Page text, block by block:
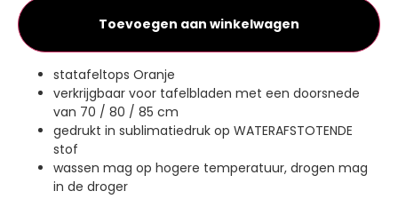
Toevoegen aan winkelwagen
statafeltops Oranje
verkrijgbaar voor tafelbladen met een doorsnede
van 70 / 80 / 85 cm
gedrukt in sublimatiedruk op WATERAFSTOTENDE
stof
wassen mag op hogere temperatuur, drogen mag
in de droger